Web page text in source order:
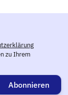
zu Ihrem
Abonnieren